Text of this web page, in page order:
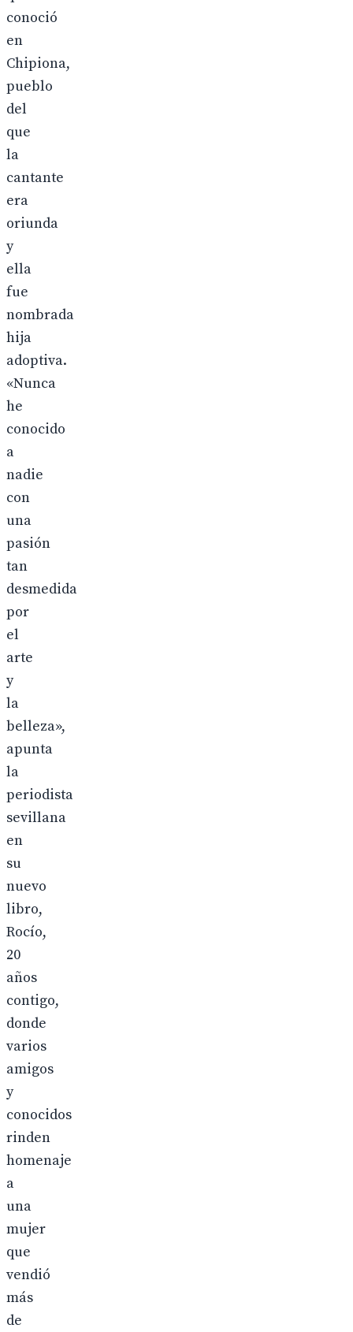
conoció
en
Chipiona,
pueblo
del
que
la
cantante
era
oriunda
y
ella
fue
nombrada
hija
adoptiva.
«Nunca
he
conocido
a
nadie
con
una
pasión
tan
desmedida
por
el
arte
y
la
belleza»,
apunta
la
periodista
sevillana
en
su
nuevo
libro,
Rocío,
20
años
contigo,
donde
varios
amigos
y
conocidos
rinden
homenaje
a
una
mujer
que
vendió
más
de